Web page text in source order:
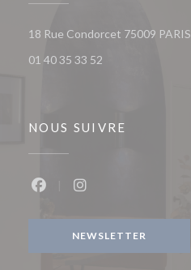
18 Rue Condorcet 75009 PARIS
01 40 35 33 52
NOUS SUIVRE
NEWSLETTER